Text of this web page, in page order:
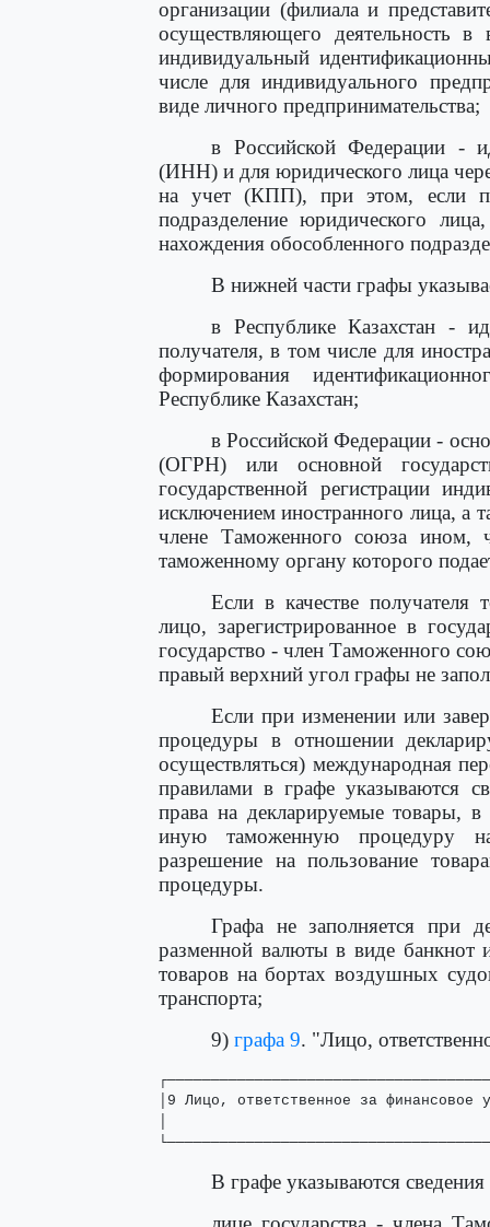
организации (филиала и
осуществляющего деятельность в
индивидуальный
числе для индивидуального
виде личного предпринимательства;
в Российской Федерации -
(ИНН) и для юридического лица
на учет (КПП), при этом, если
подразделение юридического
нахождения обособленного
В нижней части графы
в Республике Казахстан -
получателя, в том числе для
формирования
Республике Казахстан;
в Российской Федерации -
(ОГРН) или основной
государственной регистрации
исключением иностранного лица, а
члене Таможенного союза ином,
таможенному органу которого
Если в качестве получателя
лицо, зарегистрированное в
государство - член Таможенного
правый верхний угол графы не
Если при изменении или
процедуры в отношении
осуществляться) международная
правилами в графе указываются
права на декларируемые товары,
иную таможенную процедуру
разрешение на пользование
процедуры.
Графа не заполняется при
разменной валюты в виде банкнот
товаров на бортах воздушных
транспорта;
9) графа 9. "Лицо,
│9 Лицо, ответственное за
В графе указываются